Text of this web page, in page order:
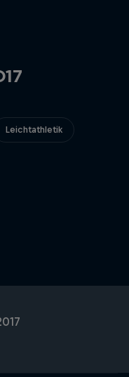
Leichtathletik